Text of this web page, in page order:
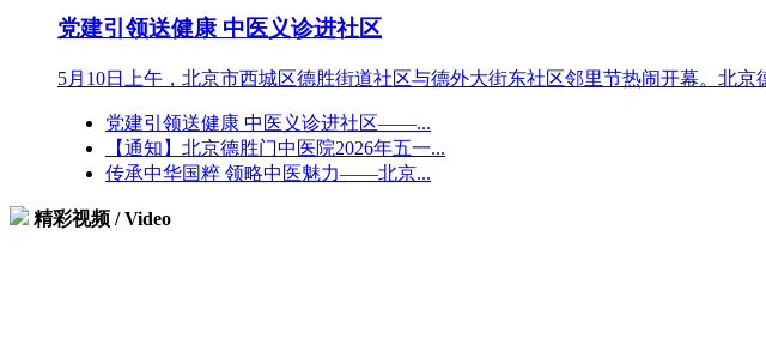
德胜门中医院专家提醒雾霾天气需注
国医大讲堂：中风是危害人类健康的
党建引领送健康 中医义诊进社区
5月10日上午，北京市西城区德胜街道社区与德外大街东社区邻里节热闹开幕。北京
党建引领送健康 中医义诊进社区——...
【通知】北京德胜门中医院2026年五一...
传承中华国粹 领略中医魅力——北京...
精彩视频 / Video